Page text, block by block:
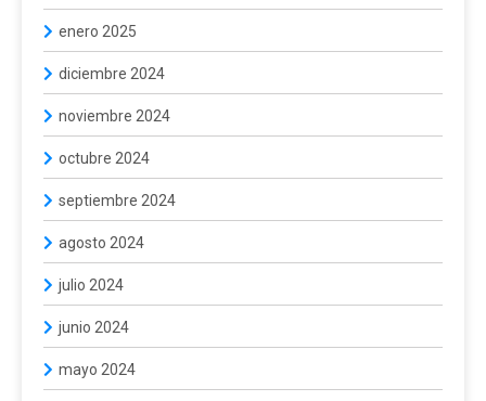
enero 2025
diciembre 2024
noviembre 2024
octubre 2024
septiembre 2024
agosto 2024
julio 2024
junio 2024
mayo 2024